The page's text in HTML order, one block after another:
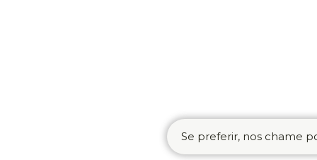
Se preferir, nos chame